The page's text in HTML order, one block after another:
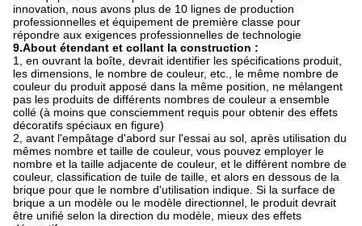
innovation, nous avons plus de 10 lignes de production
professionnelles et équipement de première classe pour
répondre aux exigences professionnelles de technologie
9.About étendant et collant la construction :
1, en ouvrant la boîte, devrait identifier les spécifications produit,
les dimensions, le nombre de couleur, etc., le même nombre de
couleur du produit apposé dans la même position, ne mélangent
pas les produits de différents nombres de couleur a ensemble
collé (à moins que consciemment requis pour obtenir des effets
décoratifs spéciaux en figure)
2, avant l'empâtage d'abord sur l'essai au sol, après utilisation du
mêmes nombre et taille de couleur, vous pouvez employer le
nombre et la taille adjacente de couleur, et le différent nombre de
couleur, classification de tuile de taille, et alors en dessous de la
brique pour que le nombre d'utilisation indique. Si la surface de
brique a un modèle ou le modèle directionnel, le produit devrait
être unifié selon la direction du modèle, mieux des effets